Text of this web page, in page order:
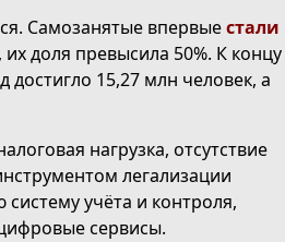
Самозанятые впервыестали
доля превысила 50%. К концу
15,27 млн человек, а
нагрузка, отсутствие
легализации
учёта и контроля,
сервисы.